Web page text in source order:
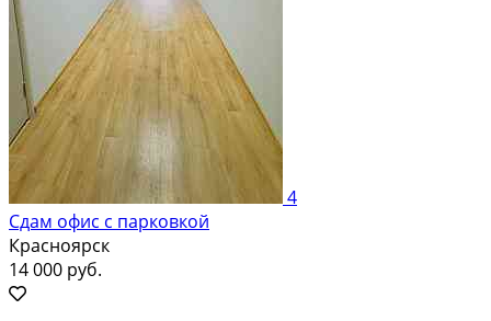
4
Сдам офис с парковкой
Красноярск
14 000 руб.